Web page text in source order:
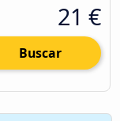
21 €
Buscar